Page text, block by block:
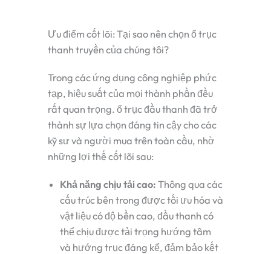
Ưu điểm cốt lõi: Tại sao nên chọn ổ trục
thanh truyền của chúng tôi?
Trong các ứng dụng công nghiệp phức
tạp, hiệu suất của mọi thành phần đều
rất quan trọng. ổ trục đầu thanh đã trở
thành sự lựa chọn đáng tin cậy cho các
kỹ sư và người mua trên toàn cầu, nhờ
những lợi thế cốt lõi sau:
Khả năng chịu tải cao: Thông qua các
cấu trúc bên trong được tối ưu hóa và
vật liệu có độ bền cao, đầu thanh có
thể chịu được tải trọng hướng tâm
và hướng trục đáng kể, đảm bảo kết